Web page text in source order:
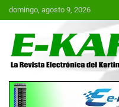
Saltar
al
domingo, agosto 9, 2026
E-